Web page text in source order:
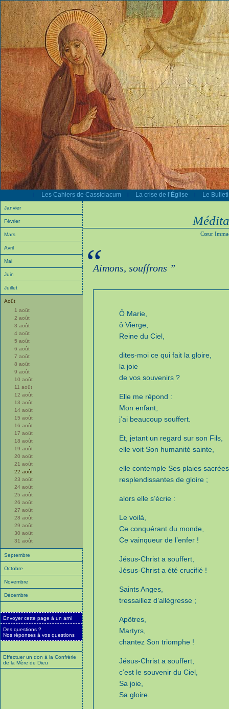
| Les Cahiers de Cassiciacum | La crise de l’Église | Le
Janvier
Février
Mars
Avril
Mai
Juin
Juillet
Août
1 août
2 août
3 août
4 août
5 août
6 août
7 août
8 août
9 août
10 août
11 août
12 août
13 août
14 août
15 août
16 août
17 août
18 août
19 août
20 août
21 août
22 août
23 août
24 août
25 août
26 août
27 août
28 août
29 août
30 août
31 août
Septembre
Octobre
Novembre
Décembre
Envoyer cette page à un ami
Des questions ?
Nos réponses à vos questions
Effectuer un don à la Confrérie
de la Mère de Dieu
Cœur
“
Aimons, souffrons ”
Ô Marie,
ô Vierge,
Reine du Ciel,
dites-moi ce qui fait la gloire,
la joie
de vos souvenirs ?
Elle me répond :
Mon enfant,
j’ai beaucoup souffert.
Et, jetant un regard sur son Fils,
elle voit Son humanité sainte,
elle contemple Ses plaies sacrées
resplendissantes de gloire ;
alors elle s’écrie :
Le voilà,
Ce conquérant du monde,
Ce vainqueur de l’enfer !
Jésus-Christ a souffert,
Jésus-Christ a été crucifié !
Saints Anges,
tressaillez d’allégresse ;
Apôtres,
Martyrs,
chantez Son triomphe !
Jésus-Christ a souffert,
c’est le souvenir du Ciel,
Sa joie,
Sa gloire.